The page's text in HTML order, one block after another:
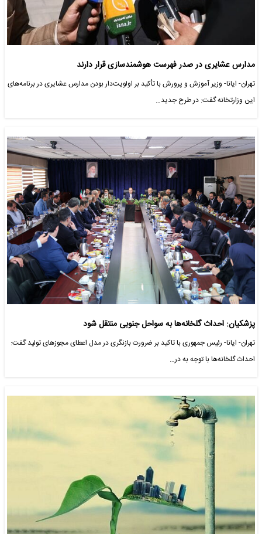
مدارس عشایری در صدر فهرست هوشمندسازی قرار دارند
تهران- ایانا- وزیر آموزش و پرورش با تأکید بر اولویت‌دار بودن مدارس عشایری در برنامه‌های
این وزارتخانه گفت: در طرح جدید…
پزشکیان: احداث گلخانه‌ها به سواحل جنوبی منتقل شود
تهران- ایانا- رئیس جمهوری با تاکید بر ضرورت بازنگری در مدل اعطای مجوزهای تولید گفت:
احداث گلخانه‌ها با توجه به در…